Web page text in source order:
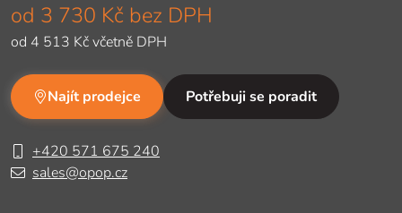
od 3 730 Kč bez DPH
od 4 513 Kčvčetně DPH
Najít prodejce Potřebuji se poradit
+420 571 675 240
sales@opop.cz